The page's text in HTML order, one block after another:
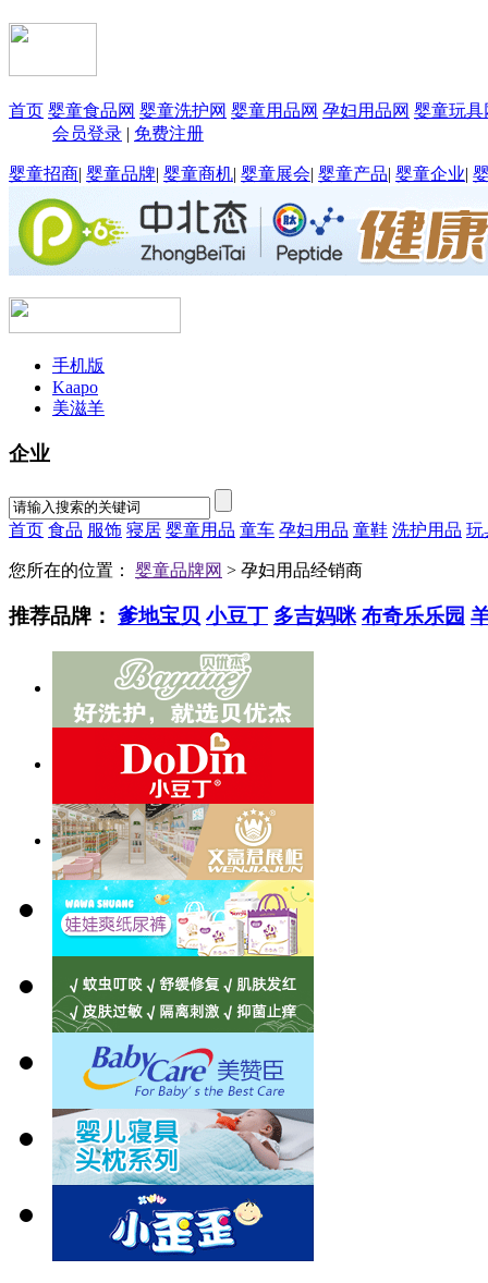
首页 婴童食品网 婴童洗护网 婴童用品网 孕妇用品网 婴童玩具
会员登录 | 免费注册
婴童招商| 婴童品牌| 婴童商机| 婴童展会| 婴童产品| 婴童企业|
手机版
Kaapo
美滋羊
企业
首页 食品 服饰 寝居 婴童用品 童车 孕妇用品 童鞋 洗护用品 玩
您所在的位置： 婴童品牌网 > 孕妇用品经销商
推荐品牌： 爹地宝贝 小豆丁 多吉妈咪 布奇乐乐园